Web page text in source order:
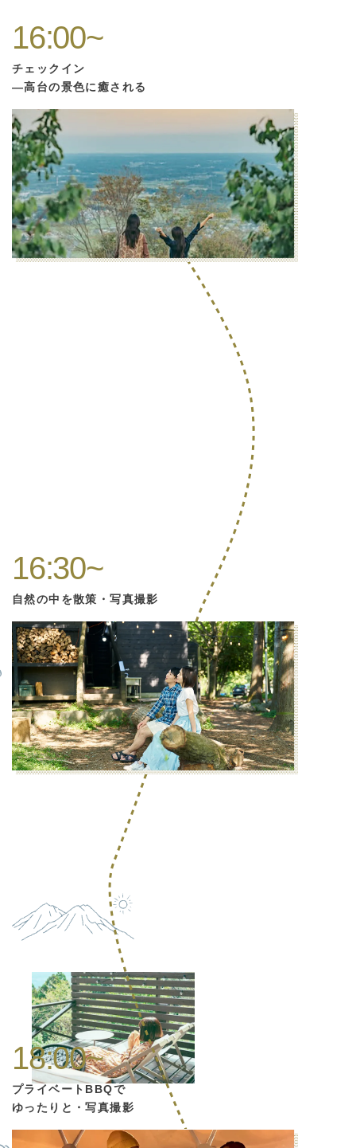
16:00~
チェックイン
—高台の景色に癒される
16:30~
自然の中を散策・写真撮影
18:00~
プライベートBBQで
ゆったりと・写真撮影